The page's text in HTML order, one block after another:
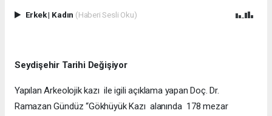
Erkek| Kadın (Haberi Sesli Oku)
Seydişehir Tarihi Değişiyor
Yapılan Arkeolojik kazı ile igili açıklama yapan Doç. Dr.
Ramazan Gündüz “Gökhüyük Kazı alanında 178 mezar